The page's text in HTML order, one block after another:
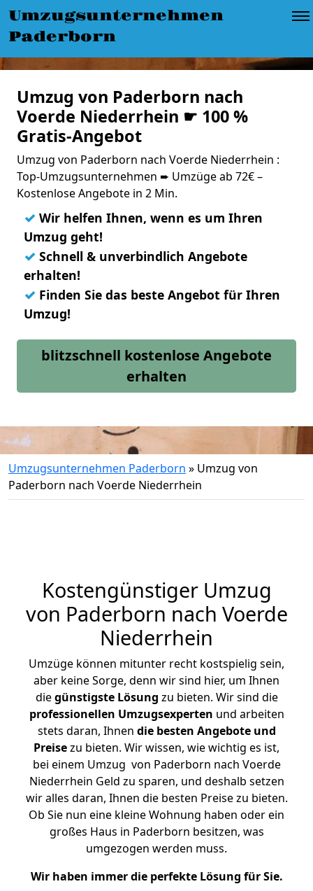
Umzugsunternehmen
Paderborn
Umzug von Paderborn nach
Voerde Niederrhein ☛ 100 %
Gratis-Angebot
Umzug von Paderborn nach Voerde Niederrhein :
Top-Umzugsunternehmen ➨ Umzüge ab 72€ –
Kostenlose Angebote in 2 Min.
✓ Wir helfen Ihnen, wenn es um Ihren
Umzug geht!
✓ Schnell & unverbindlich Angebote
erhalten!
✓ Finden Sie das beste Angebot für Ihren
Umzug!
blitzschnell kostenlose Angebote
erhalten
Umzugsunternehmen Paderborn » Umzug von
Paderborn nach Voerde Niederrhein
Kostengünstiger Umzug
von Paderborn nach Voerde
Niederrhein
Umzüge können mitunter recht kostspielig sein,
aber keine Sorge, denn wir sind hier, um Ihnen
diegünstigste Lösung zu bieten. Wir sind die
professionellen Umzugsexperten und arbeiten
stets daran, Ihnen die besten Angebote und
Preisezu bieten. Wir wissen, wie wichtig es ist,
bei einem Umzug von Paderborn nach Voerde
Niederrhein Geld zu sparen, und deshalb setzen
wir alles daran, Ihnen die besten Preise zu bieten.
Ob Sie nun eine kleine Wohnung haben oder ein
großes Haus in Paderborn besitzen, was
umgezogen werden muss.
Wir haben immer die perfekte Lösung für Sie.